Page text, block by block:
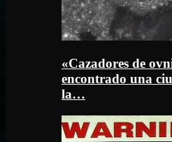
«Cazadores de
encontrado una
la…